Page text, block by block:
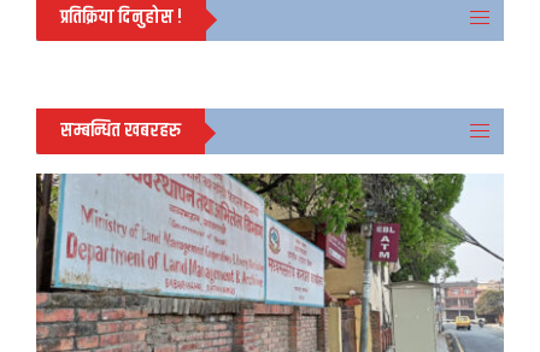
प्रतिक्रिया दिनुहोस !
सम्बन्धित खबरहरु